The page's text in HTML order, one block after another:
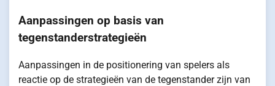
Aanpassingen op basis van
tegenstanderstrategieën
Aanpassingen in de positionering van spelers als
reactie op de strategieën van de tegenstander zijn van